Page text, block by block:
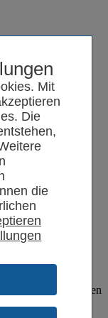
Mit
Die
die
Heizungsanlagen